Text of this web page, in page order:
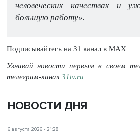
человеческих качествах и
большую работу».
Подписывайтесь на 31 канал в МАХ
Узнавай новости первым в своем
телеграм-канал 31tv.ru
НОВОСТИ ДНЯ
6 августа 2026 - 21:28